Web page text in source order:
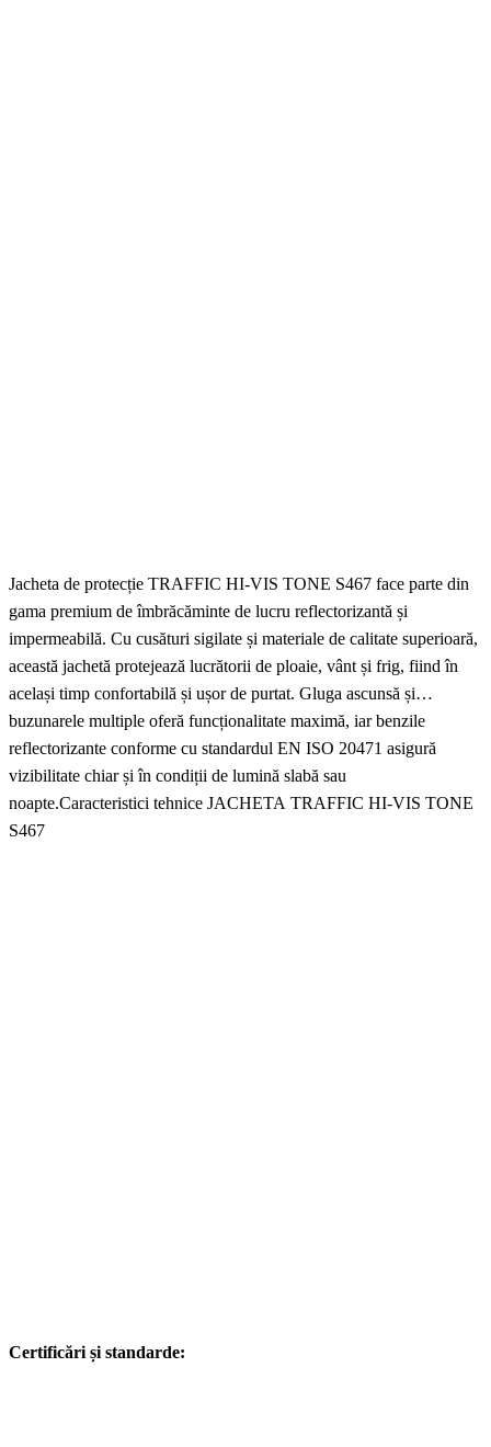
Jacheta de protecție TRAFFIC HI-VIS TONE S467 face parte din
gama premium de îmbrăcăminte de lucru reflectorizantă și
impermeabilă. Cu cusături sigilate și materiale de calitate superioară,
această jachetă protejează lucrătorii de ploaie, vânt și frig, fiind în
același timp confortabilă și ușor de purtat. Gluga ascunsă și
buzunarele multiple oferă funcționalitate maximă, iar benzile
reflectorizante conforme cu standardul EN ISO 20471 asigură
vizibilitate chiar și în condiții de lumină slabă sau
noapte.Caracteristici tehnice JACHETA TRAFFIC HI-VIS TONE
S467
Certificări și standarde: